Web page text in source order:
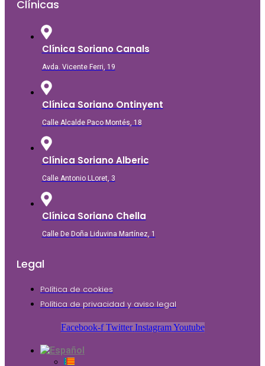
Clínicas
Clínica Soriano Canals
Avda. Vicente Ferri, 19
Clínica Soriano Ontinyent
Calle Alcalde Paco Montés, 18
Clínica Soriano Alberic
Calle Antonio LLoret, 3
Clínica Soriano Chella
Calle De Doña Liduvina Martínez, 1
Legal
Política de cookies
Política de privacidad y aviso legal
Facebook-f Twitter Instagram Youtube